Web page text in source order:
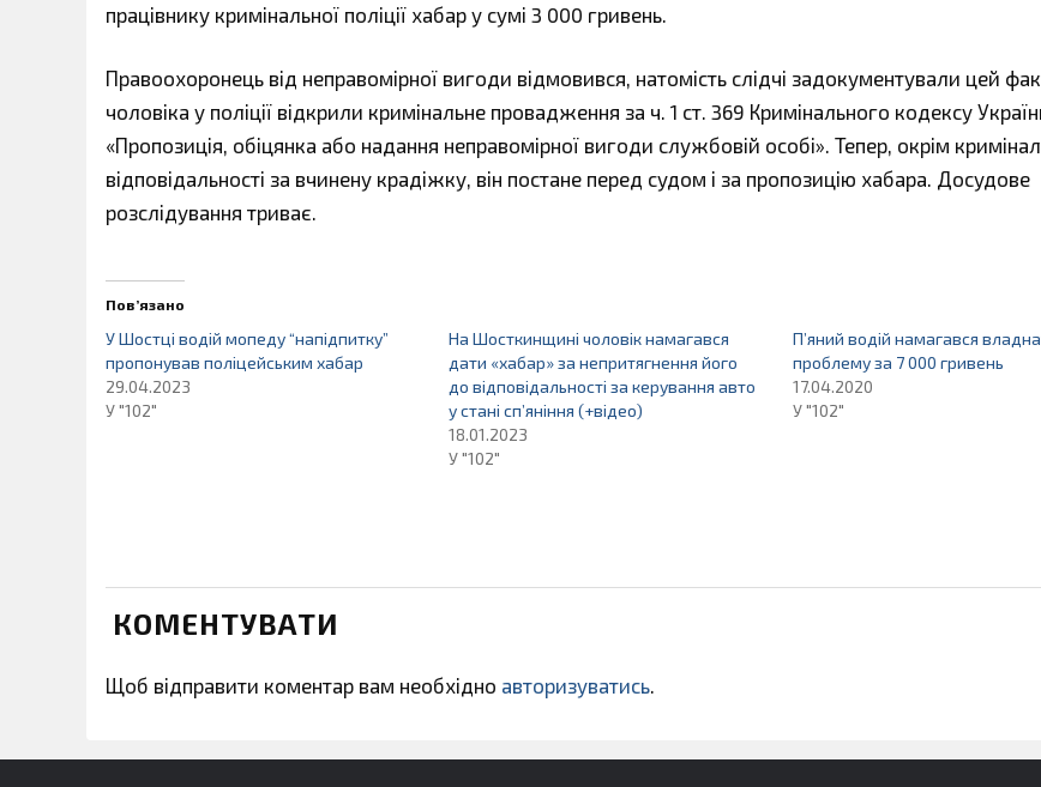
працівнику кримінальної поліції хабар у сумі 3 000 гривень.
Правоохоронець від неправомірної вигоди відмовився, натомість слідчі задокументували цей
чоловіка у поліції відкрили кримінальне провадження за ч. 1 ст. 369 Кримінального кодексу
«Пропозиція, обіцянка або надання неправомірної вигоди службовій особі». Тепер, окрім
відповідальності за вчинену крадіжку, він постане перед судом і за пропозицію хабара. Досудове
розслідування триває.
Пов’язано
У Шостці водій мопеду “напідпитку”
пропонував поліцейським хабар
29.04.2023
У "102"
На Шосткинщині чоловік намагався
дати «хабар» за непритягнення його
до відповідальності за керування авто
у стані сп’яніння (+відео)
18.01.2023
У "102"
П’яний водій намагався
проблему за 7 000 гривень
17.04.2020
У "102"
КОМЕНТУВАТИ
Щоб відправити коментар вам необхідно авторизуватись